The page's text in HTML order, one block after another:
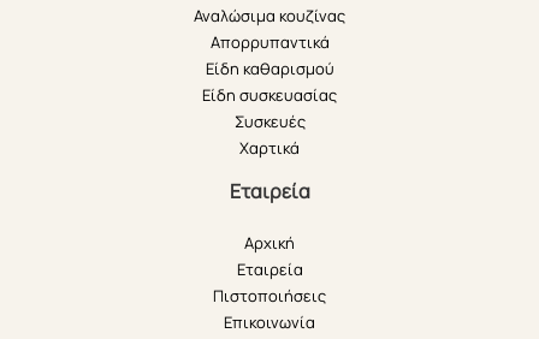
Αναλώσιμα κουζίνας
Απορρυπαντικά
Είδη καθαρισμού
Είδη συσκευασίας
Συσκευές
Χαρτικά
Εταιρεία
Αρχική
Εταιρεία
Πιστοποιήσεις
Επικοινωνία